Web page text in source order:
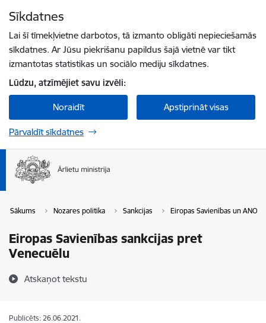
Sīkdatnes
Lai šī tīmekļvietne darbotos, tā izmanto obligāti nepieciešamās
sīkdatnes. Ar Jūsu piekrišanu papildus šajā vietnē var tikt
izmantotas statistikas un sociālo mediju sīkdatnes.
Lūdzu, atzīmējiet savu izvēli:
Noraidīt Apstiprināt visas
Pārvaldīt sīkdatnes
Sākums Nozares politika Sankcijas Eiropas Savienības un ANO
Eiropas Savienības sankcijas pret
Venecuēlu
Atskaņot tekstu
Publicēts: 26.06.2021.